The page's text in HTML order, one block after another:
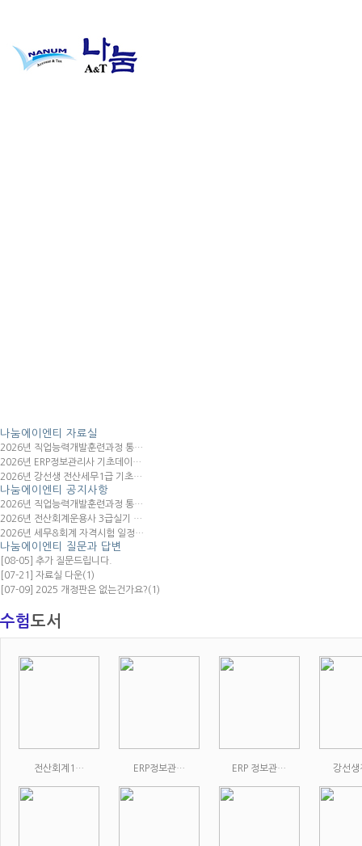
나눔에이엔티 자료실
2026년 직업능력개발훈련과정 통…
2026년 ERP정보관리사 기초데이…
2026년 강선생 전산세무1급 기초…
나눔에이엔티 공지사항
2026년 직업능력개발훈련과정 통…
2026년 전산회계운용사 3급실기 …
2026년 세무&회계 자격시험 일정…
나눔에이엔티 질문과 답변
[08-05] 추가 질문드립니다.
[07-21] 자료실 다운(1)
[07-09] 2025 개정판은 없는건가요?(1)
수험도서
전산회계1… ERP정보관… ERP 정보관… 강선